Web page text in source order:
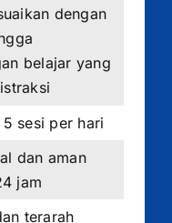
dengan
belajar yang
sesi per hari
dan aman
jam
terarah